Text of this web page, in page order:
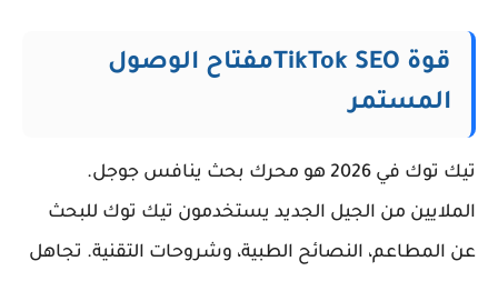
قوة TikTok SEOمفتاح الوصول
المستمر
تيك توك في 2026 هو محرك بحث ينافس جوجل.
الملايين من الجيل الجديد يستخدمون تيك توك للبحث
عن المطاعم، النصائح الطبية، وشروحات التقنية. تجاهل